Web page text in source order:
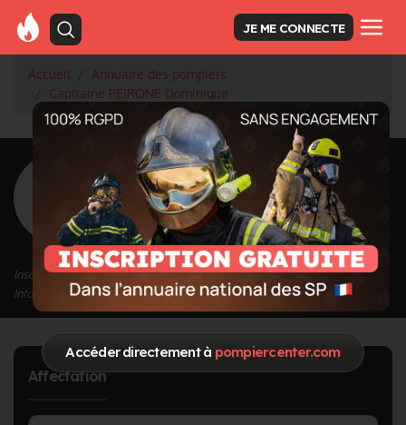
Accéder directement à pompiercenter.com
JE ME CONNECTE
Accueil
Annuaire des pompiers
Capitaine PEIRONE Dominique
<Retour à la liste des pompiers
PEIRONE
Dominique
Grade : Capitaine
Inscrit depuis le 01/10/2020 à 14:50
Informations mises à jour le 19/07/2023 à 15:04
Affectation